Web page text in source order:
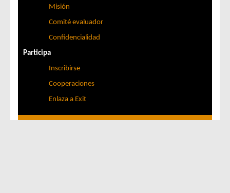
Misión
Comité evaluador
Confidencialidad
Participa
Inscribirse
Cooperaciones
Enlaza a Exit